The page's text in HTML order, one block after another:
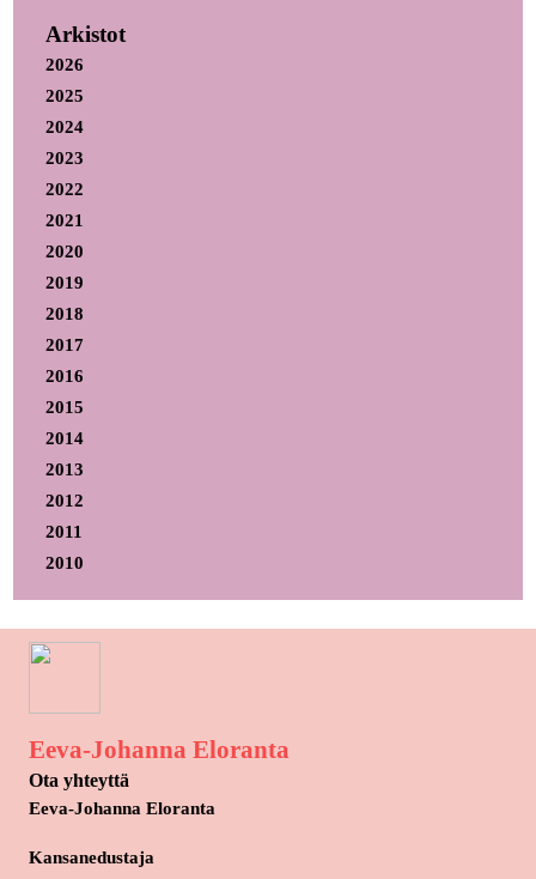
Arkistot
2026
2025
2024
2023
2022
2021
2020
2019
2018
2017
2016
2015
2014
2013
2012
2011
2010
Eeva-Johanna Eloranta
Ota yhteyttä
Eeva-Johanna Eloranta
Kansanedustaja